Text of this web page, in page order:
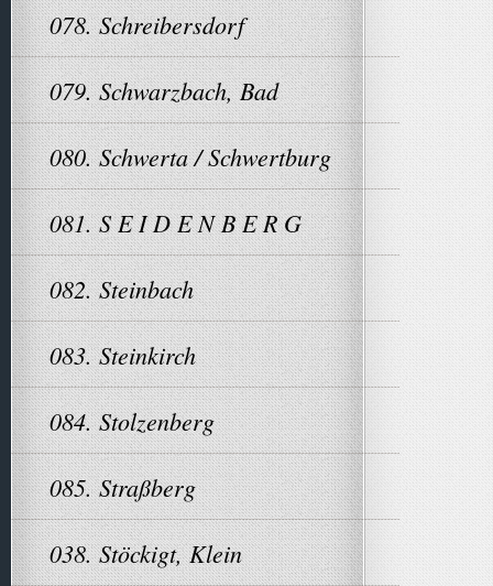
078. Schreibersdorf
079. Schwarzbach, Bad
080. Schwerta / Schwertburg
081. S E I D E N B E R G
082. Steinbach
083. Steinkirch
084. Stolzenberg
085. Straßberg
038. Stöckigt, Klein